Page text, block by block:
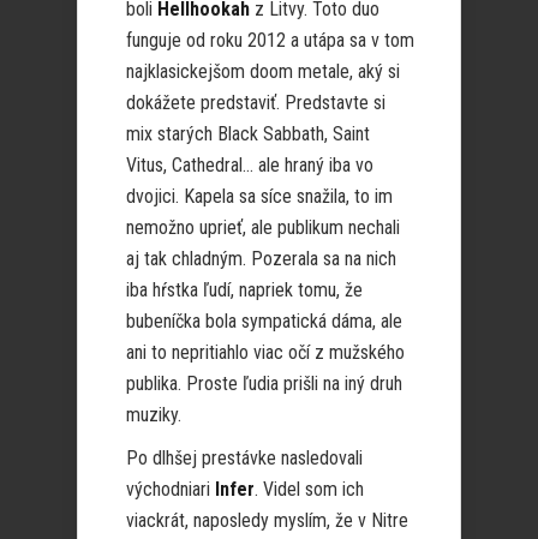
boli Hellhookah z Litvy. Toto duo
funguje od roku 2012 a utápa sa v tom
najklasickejšom doom metale, aký si
dokážete predstaviť. Predstavte si
mix starých Black Sabbath, Saint
Vitus, Cathedral… ale hraný iba vo
dvojici. Kapela sa síce snažila, to im
nemožno uprieť, ale publikum nechali
aj tak chladným. Pozerala sa na nich
iba hŕstka ľudí, napriek tomu, že
bubeníčka bola sympatická dáma, ale
ani to nepritiahlo viac očí z mužského
publika. Proste ľudia prišli na iný druh
muziky.
Po dlhšej prestávke nasledovali
východniari Infer. Videl som ich
viackrát, naposledy myslím, že v Nitre